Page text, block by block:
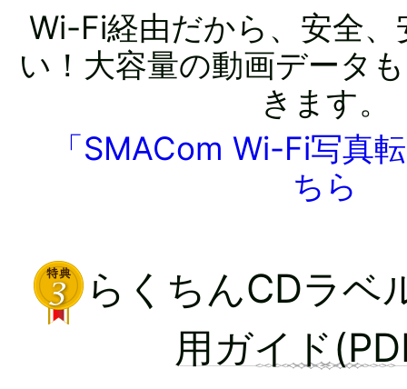
Wi-Fi経由だから、安全
い！大容量の動画データ
きます。
「SMACom Wi-Fi写真
ちら
らくちんCDラベ
用ガイド